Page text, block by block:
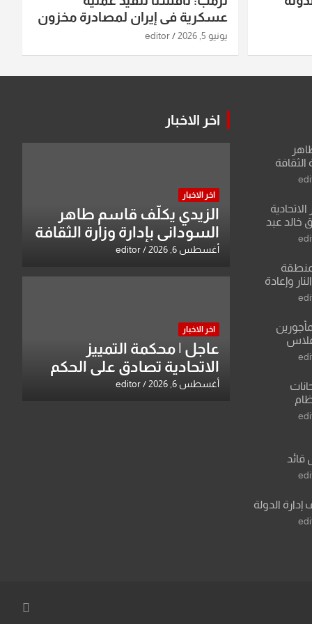
عسكرية في إيران لمصادرة مخزون
اليورانيوم
يونيو 5, 2026 editor
الثقافة
خالد عبد
وإعادة
يطرح
افتراءات
قائد
عبد الرزاق
الدولة
اخر الاخبار
اخر الاخبار
الزيدي يكلّف قاسم طاهر
السوداني بإدارة وزارة الثقافة
أغسطس 6, 2026 editor
اخر الاخبار
عاجل | محكمة التمييز
الاتحادية تصادق على الحكم
بحق خالد عبد الواحد كبيان
أغسطس 6, 2026 editor